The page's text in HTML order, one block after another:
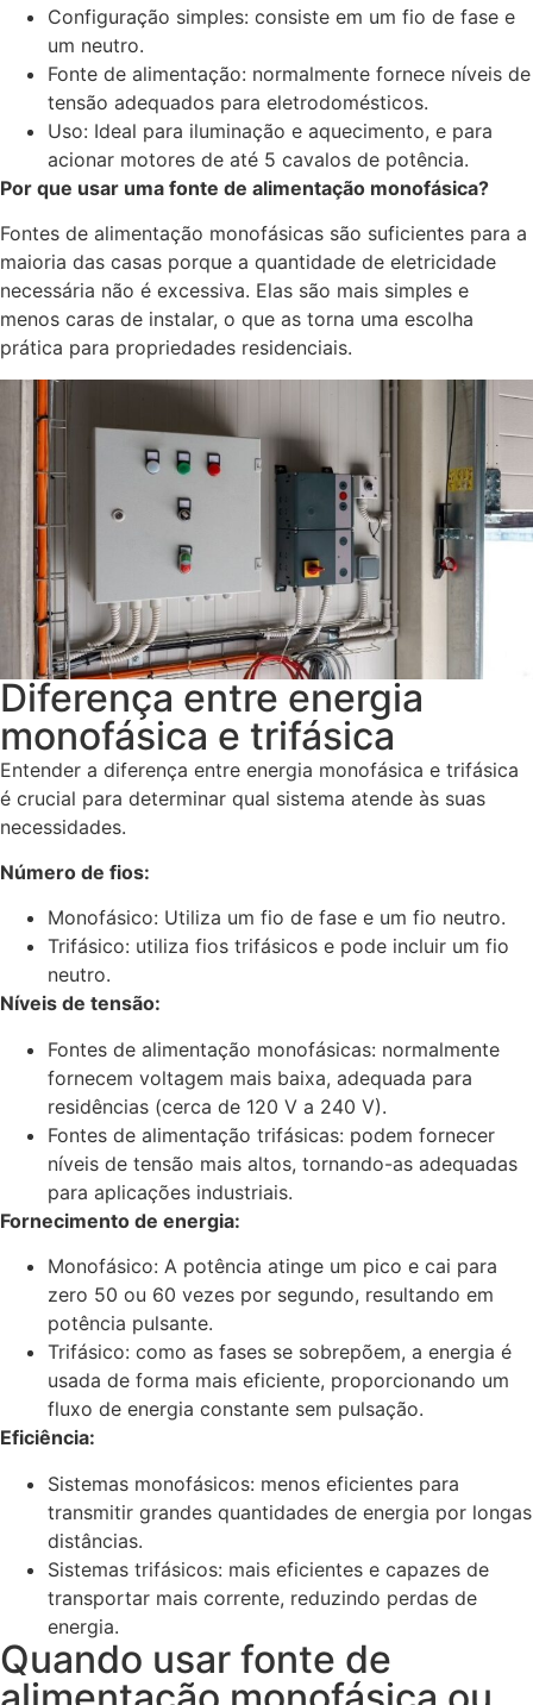
Configuração simples: consiste em um fio de fase e
um neutro.
Fonte de alimentação: normalmente fornece níveis de
tensão adequados para eletrodomésticos.
Uso: Ideal para iluminação e aquecimento, e para
acionar motores de até 5 cavalos de potência.
Por que usar uma fonte de alimentação monofásica?
Fontes de alimentação monofásicas são suficientes para a
maioria das casas porque a quantidade de eletricidade
necessária não é excessiva. Elas são mais simples e
menos caras de instalar, o que as torna uma escolha
prática para propriedades residenciais.
Diferença entre energia
monofásica e trifásica
Entender a diferença entre energia monofásica e trifásica
é crucial para determinar qual sistema atende às suas
necessidades.
Número de fios:
Monofásico: Utiliza um fio de fase e um fio neutro.
Trifásico: utiliza fios trifásicos e pode incluir um fio
neutro.
Níveis de tensão:
Fontes de alimentação monofásicas: normalmente
fornecem voltagem mais baixa, adequada para
residências (cerca de 120 V a 240 V).
Fontes de alimentação trifásicas: podem fornecer
níveis de tensão mais altos, tornando-as adequadas
para aplicações industriais.
Fornecimento de energia:
Monofásico: A potência atinge um pico e cai para
zero 50 ou 60 vezes por segundo, resultando em
potência pulsante.
Trifásico: como as fases se sobrepõem, a energia é
usada de forma mais eficiente, proporcionando um
fluxo de energia constante sem pulsação.
Eficiência:
Sistemas monofásicos: menos eficientes para
transmitir grandes quantidades de energia por longas
distâncias.
Sistemas trifásicos: mais eficientes e capazes de
transportar mais corrente, reduzindo perdas de
energia.
Quando usar fonte de